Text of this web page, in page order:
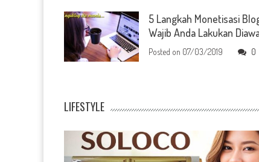
5 Langkah Monetisasi
Wajib Anda Lakukan
Posted on 07/03/2019 0
LIFESTYLE